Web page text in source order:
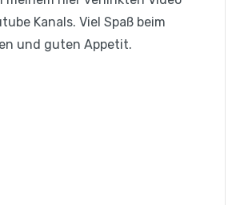
Kanals. Viel Spaß beim
und guten Appetit.